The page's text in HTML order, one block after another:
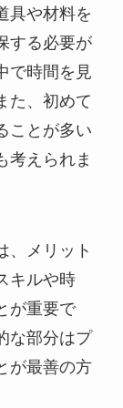
具や材料を
する必要が
で時間を見
た、初めて
ことが多い
考えられま
、メリット
キルや時
が重要で
な部分はプ
が最善の方